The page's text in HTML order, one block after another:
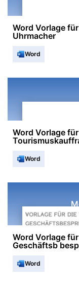
Word Vorlage
Uhrmacher
Word
Word Vorlage
Word
Word Vorlage
Geschäftsb
Word